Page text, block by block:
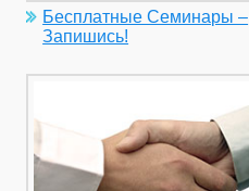
Бесплатные Семинары –
Запишись!